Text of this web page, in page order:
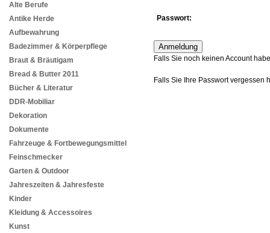
Alte Berufe
Antike Herde
Aufbewahrung
Badezimmer & Körperpflege
Braut & Bräutigam
Bread & Butter 2011
Bücher & Literatur
DDR-Mobiliar
Dekoration
Dokumente
Fahrzeuge & Fortbewegungsmittel
Feinschmecker
Garten & Outdoor
Jahreszeiten & Jahresfeste
Kinder
Kleidung & Accessoires
Kunst
Passwort:
Falls Sie noch keinen Account
Falls Sie Ihre Passwort vergessen